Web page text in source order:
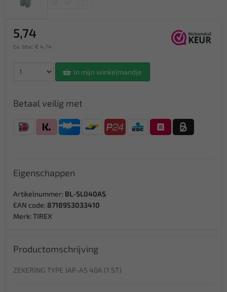
5,74
Ex. btw: € 4,74
In mijn winkelmandje
Betaal veilig met
Eigenschappen
Artikelnummer: BL-SL040AS
EAN code: 8718953033410
Merk: TIREX
Productomschrijving
ZEKERING TYPE JAP-AS 40A (1 ST)